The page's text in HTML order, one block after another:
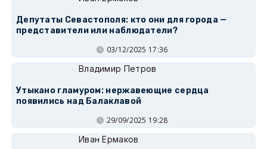
Депутаты Севастополя: кто они для города —
представители или наблюдатели?
03/12/2025 17:36
Владимир Петров
Утыкано гламуром: нержавеющие сердца
появились над Балаклавой
29/09/2025 19:28
Иван Ермаков